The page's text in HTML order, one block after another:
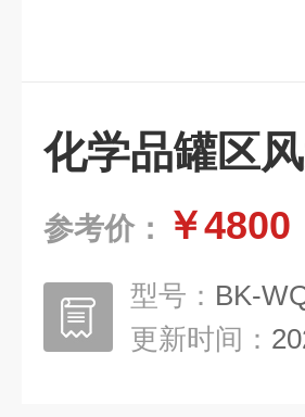
化学品罐区
参考价： ￥4800
型号： BK-
更新时间：